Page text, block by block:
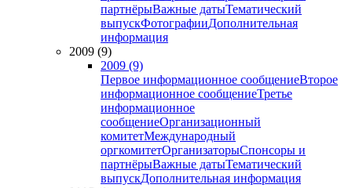
партнёрыВажные датыТематический
выпускФотографииДополнительная
информация
2009 (9)
2009 (9)
Первое информационное сообщениеВторое
информационное сообщениеТретье
информационное
сообщениеОрганизационный
комитетМеждународный
оргкомитетОрганизаторыСпонсоры и
партнёрыВажные датыТематический
выпускДополнительная информация